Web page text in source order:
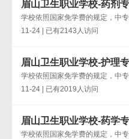
眉山卫生职业学校-药剂
学校依照国家免学费的规定，中
11-24 | 已有2143人访问
眉山卫生职业学校-护理
学校依照国家免学费的规定，中
11-24 | 已有2019人访问
眉山卫生职业学校-药学
学校依照国家免学费的规定，中